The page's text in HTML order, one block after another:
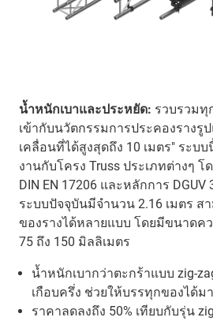
น้ำหนักเบาและประหยัด: รวบรวมทุ
เข้ากับนวัตกรรมการประคองรางรู
เคลื่อนที่ได้สูงสุดถึง 10 เมตร" ระบ
งานกับโครง Truss ประเภทต่างๆ
DIN EN 17206 และหลักการ
ระบบปัจจุบันมีจำนวน 2.16 เมตร ส
ของรางได้หลายแบบ โดยมีขนาดค
75 ถึง 150 มิลลิเมตร
น้ำหนักเบากว่าตะกร้าแบบ zig-
เกือบครึ่ง ช่วยให้บรรทุกของได้ม
ราคาลดลงถึง 50% เทียบกับรุ่น